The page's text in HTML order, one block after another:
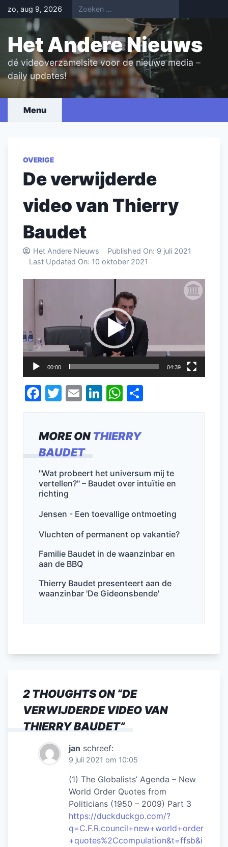
Skip
to
content
zo, aug 9, 2026
Het Andere Nieuws
dé videoverzamelsite voor de nieuwe media –
daily updates!
Menu
OVERIGE
De verwijderde
video van Thierry
Baudet
Het Andere Nieuws Published On: 9 juli 2021
Last Updated On: 10 oktober 2021
MORE ONTHIERRY
BAUDET
"Wat probeert het universum mij te
vertellen?" – Baudet over intuïtie en
richting
Jensen - Een toevallige ontmoeting
Vluchten of permanent op vakantie?
Familie Baudet in de waanzinbar en
aan de BBQ
Thierry Baudet presenteert aan de
waanzinbar 'De Gideonsbende'
00:00 04:39
F
a
e
b
o
o
k
T
w
er
E
m
l
Li
n
e
n
W
h
s
p
p
el
2 THOUGHTS ON “DE
VERWIJDERDE VIDEO VAN
THIERRY BAUDET”
jan schreef:
9 juli 2021 om 10:05
(1) The Globalists’ Agenda – New
World Order Quotes from
Politicians (1950 – 2009) Part 3
https://duckduckgo.com/?
q=C.F.R.council+new+world+order
+quotes%2Ccompulation&t=ffsb&i